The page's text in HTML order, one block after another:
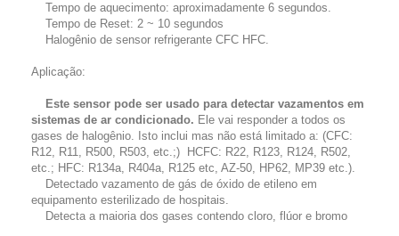
Tempo de aquecimento: aproximadamente 6 segundos.
Tempo de Reset: 2 ~ 10 segundos
Halogênio de sensor refrigerante CFC HFC.
Aplicação:
Este sensor pode ser usado para detectar vazamentos em
sistemas de ar condicionado. Ele vai responder a todos os
gases de halogênio. Isto inclui mas não está limitado a: (CFC:
R12, R11, R500, R503, etc.;) HCFC: R22, R123, R124, R502,
etc.; HFC: R134a, R404a, R125 etc, AZ-50, HP62, MP39 etc.).
Detectado vazamento de gás de óxido de etileno em
equipamento esterilizado de hospitais.
Detecta a maioria dos gases contendo cloro, flúor e bromo